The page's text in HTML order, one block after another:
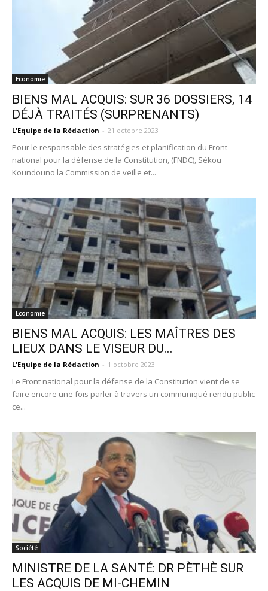
Economie
BIENS MAL ACQUIS: SUR 36 DOSSIERS, 14
DÉJÀ TRAITÉS (SURPRENANTS)
L'Equipe de la Rédaction - 21 octobre 2023
Pour le responsable des stratégies et planification du Front
national pour la défense de la Constitution, (FNDC), Sékou
Koundouno la Commission de veille et...
Economie
BIENS MAL ACQUIS: LES MAÎTRES DES
LIEUX DANS LE VISEUR DU...
L'Equipe de la Rédaction - 1 octobre 2023
Le Front national pour la défense de la Constitution vient de se
faire encore une fois parler à travers un communiqué rendu public
ce...
Société
MINISTRE DE LA SANTÉ: DR PÈTHÈ SUR
LES ACQUIS DE MI-CHEMIN